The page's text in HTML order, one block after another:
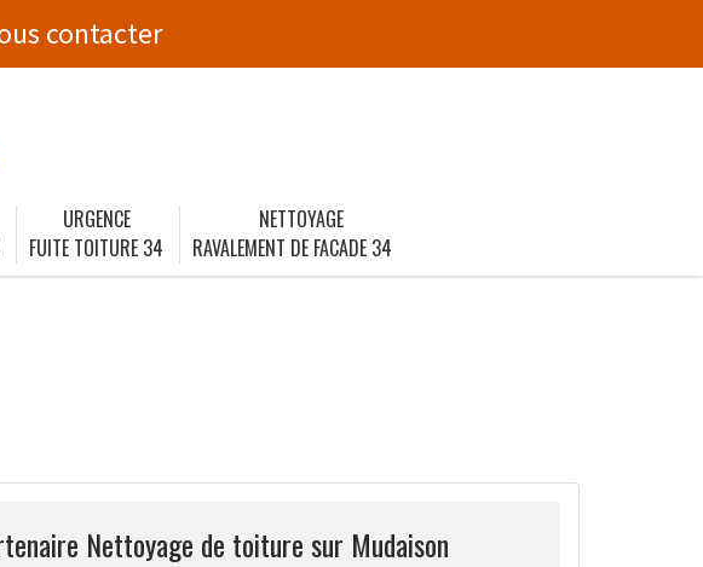
contacter
URGENCE
FUITE TOITURE 34
NETTOYAGE
RAVALEMENT DE FACADE 34
Nettoyage de toiture sur Mudaison